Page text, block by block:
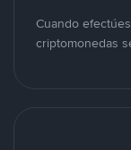
Cuando
criptomonedas